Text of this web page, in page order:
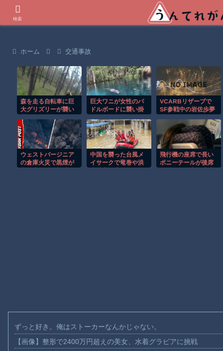
ホーム 交通事故
森を走る自転車に巨
大グリズリーが襲い
映像！！
巨大ワニが女性のパ
ドルボードに襲い掛
VCARBリザーブで
SF参戦中の岩佐歩夢
な目標はやはりF1の
レギュラーシート獲
得」
ウェストバージニア
の倉庫火災で黒煙が
中国を襲った台風メ
イサークで竜巻や洪
飛行機の座席で長い
ポニーテールが後席
ずっと好き。俺はストーカーなんかじゃない。
【画像】整形で2400万円超えの美女、水着グラビアに挑戦
検索